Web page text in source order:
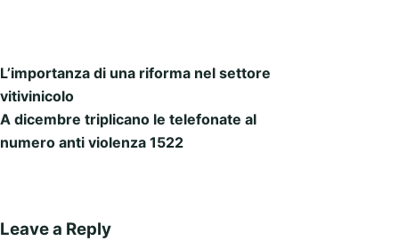
Post navigation
L’importanza di una riforma nel settore
vitivinicolo
A dicembre triplicano le telefonate al
numero anti violenza 1522
Leave a Reply